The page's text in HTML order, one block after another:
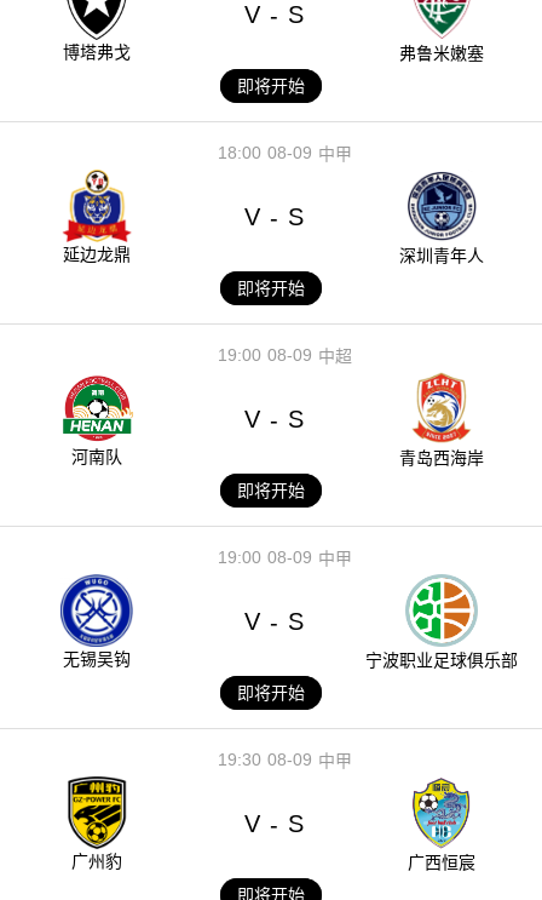
博塔弗戈
V - S
弗鲁米嫩塞
即将开始
08-09
18:00 中甲
延边龙鼎
V - S
深圳青年人
即将开始
08-09
19:00 中超
河南队
V - S
青岛西海岸
即将开始
08-09
19:00 中甲
无锡吴钩
V - S
宁波职业足球俱乐部
即将开始
08-09
19:30 中甲
广州豹
V - S
广西恒宸
即将开始